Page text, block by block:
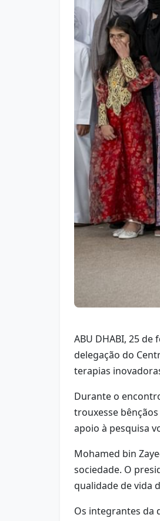
ABU DHABI, 25
delegação do
terapias
Durante o
trouxesse
apoio à pesquisa
Mohamed bin
sociedade. O
qualidade de vida
Os integrantes da